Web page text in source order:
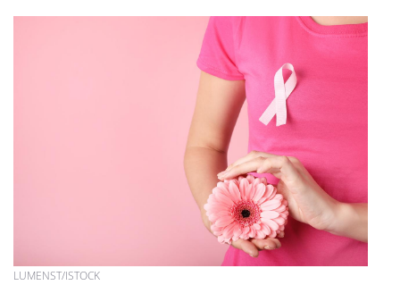
LUMENST/ISTOCK